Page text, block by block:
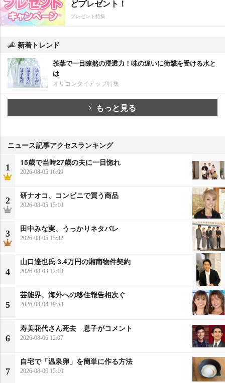
どプレゼント！
プレゼント特集
新着トレンド
茶葉で一目瞭然の浸透力！味の違いに衝撃を受ける水と
は
オリコンタイアップ特集
もっと見る
ニュース記事アクセスランキング
1
15歳で当時27歳の夫に一目惚れ
2026-08-05 16:09
2
研ナオコ、コンビニで買う商品
2026-08-05 15:10
3
田中みな実、うっかりネタバレ
2026-08-05 15:32
4
山口達也氏 3.4万円の湘南物件契約
2026-08-03 12:18
5
芸能界、海外への移住報告相次ぐ
2026-08-04 19:53
6
寿美花代さん死去 息子がコメント
2026-08-06 12:07
7
自宅で「温泉卵」を簡単に作る方法
2026-08-06 15:10